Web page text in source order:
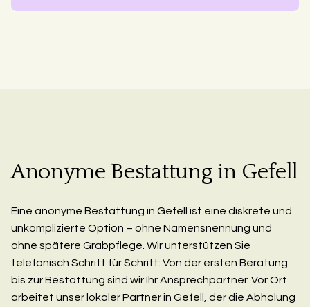
Anonyme Bestattung in Gefell
Eine anonyme Bestattung in Gefell ist eine diskrete und
unkomplizierte Option – ohne Namensnennung und
ohne spätere Grabpflege. Wir unterstützen Sie
telefonisch Schritt für Schritt: Von der ersten Beratung
bis zur Bestattung sind wir Ihr Ansprechpartner. Vor Ort
arbeitet unser lokaler Partner in Gefell, der die Abholung